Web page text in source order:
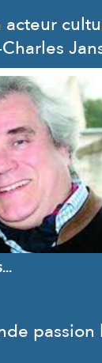
acteur